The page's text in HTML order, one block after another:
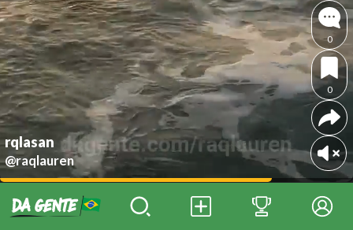
rqlasan
@raqlauren
0
0